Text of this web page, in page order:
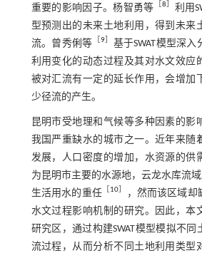
重要的影响因子。杨智勇等 ［8］ 利用
型预测出的未来土地利用，得到未来
流。曾秀俐等 ［9］ 基于SWAT模型深
利用变化的动态过程及其对水文效应
被对汇流有一定的延长作用，会增加
少径流的产生。
昆明市受地理和气候等多种因素的影
我国严重缺水的城市之一。近年来随
发展，人口密度的增加，水资源的供
为昆明市主要的水源地，云龙水库流
生活用水的重任 ［10］
，然而该区域却
水文过程影响机制的研究。因此，本
研究区，通过构建SWAT模型模拟不
流过程，从而分析不同土地利用类型